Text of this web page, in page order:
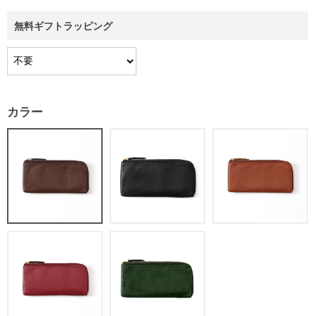
無料ギフトラッピング
カラー